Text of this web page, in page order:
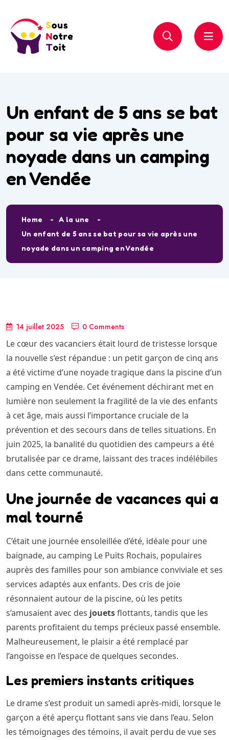
Un enfant de 5 ans se bat
pour sa vie après une
noyade dans un camping
en Vendée
Home
A la une
Un enfant de 5 ans se bat pour sa vie après une
noyade dans un camping en Vendée
14 juillet 2025 0 Comments
Le cœur des vacanciers était lourd de tristesse lorsque
la nouvelle s’est répandue : un petit garçon de cinq ans
a été victime d’une noyade tragique dans la piscine d’un
camping en Vendée. Cet événement déchirant met en
lumière non seulement la fragilité de la vie des enfants
à cet âge, mais aussi l’importance cruciale de la
prévention et des secours dans de telles situations. En
juin 2025, la banalité du quotidien des campeurs a été
brutalisée par ce drame, laissant des traces indélébiles
dans cette communauté.
Une journée de vacances qui a
mal tourné
C’était une journée ensoleillée d’été, idéale pour une
baignade, au camping Le Puits Rochais, populaires
auprès des familles pour son ambiance conviviale et ses
services adaptés aux enfants. Des cris de joie
résonnaient autour de la piscine, où les petits
s’amusaient avec des jouetsflottants, tandis que les
parents profitaient du temps précieux passé ensemble.
Malheureusement, le plaisir a été remplacé par
l’angoisse en l’espace de quelques secondes.
Les premiers instants critiques
Le drame s’est produit un samedi après-midi, lorsque le
garçon a été aperçu flottant sans vie dans l’eau. Selon
les témoignages des témoins, il avait perdu de vue ses